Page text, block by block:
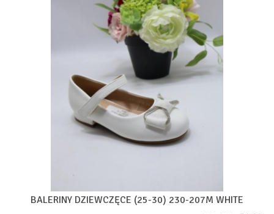
BALERINY DZIEWCZĘCE (25-30) 230-207M WHITE